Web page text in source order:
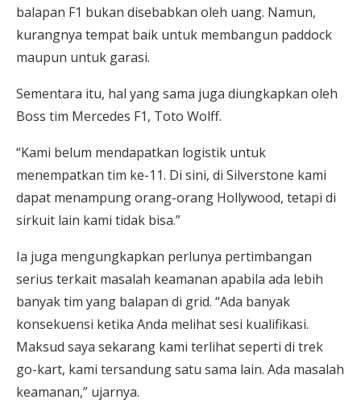
balapan F1 bukan disebabkan oleh uang. Namun,
kurangnya tempat baik untuk membangun paddock
maupun untuk garasi.
Sementara itu, hal yang sama juga diungkapkan oleh
Boss tim Mercedes F1, Toto Wolff.
“Kami belum mendapatkan logistik untuk
menempatkan tim ke-11. Di sini, di Silverstone kami
dapat menampung orang-orang Hollywood, tetapi di
sirkuit lain kami tidak bisa.”
Ia juga mengungkapkan perlunya pertimbangan
serius terkait masalah keamanan apabila ada lebih
banyak tim yang balapan di grid. “Ada banyak
konsekuensi ketika Anda melihat sesi kualifikasi.
Maksud saya sekarang kami terlihat seperti di trek
go-kart, kami tersandung satu sama lain. Ada masalah
keamanan,” ujarnya.